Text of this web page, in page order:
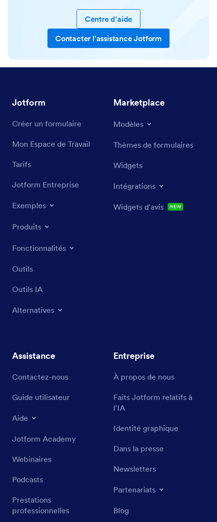
Centre d'aide
Contacter l'assistance Jotform
Jotform
Créer un formulaire
Mon Espace de Travail
Tarifs
Jotform Entreprise
Exemples
Produits
Fonctionnalités
Outils
Outils IA
Alternatives
Marketplace
Modèles
Thèmes de formulaires
Widgets
Intégrations
Widgets d'avis NEW
Assistance
Contactez-nous
Guide utilisateur
Aide
Jotform Academy
Webinaires
Podcasts
Prestations
professionnelles
Entreprise
À propos de nous
Faits Jotform relatifs à
l'IA
Identité graphique
Dans la presse
Newsletters
Partenariats
Blog